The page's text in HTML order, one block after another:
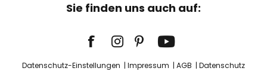
Sie finden uns auch auf:
Datenschutz-Einstellungen Impressum AGB
Datenschutz